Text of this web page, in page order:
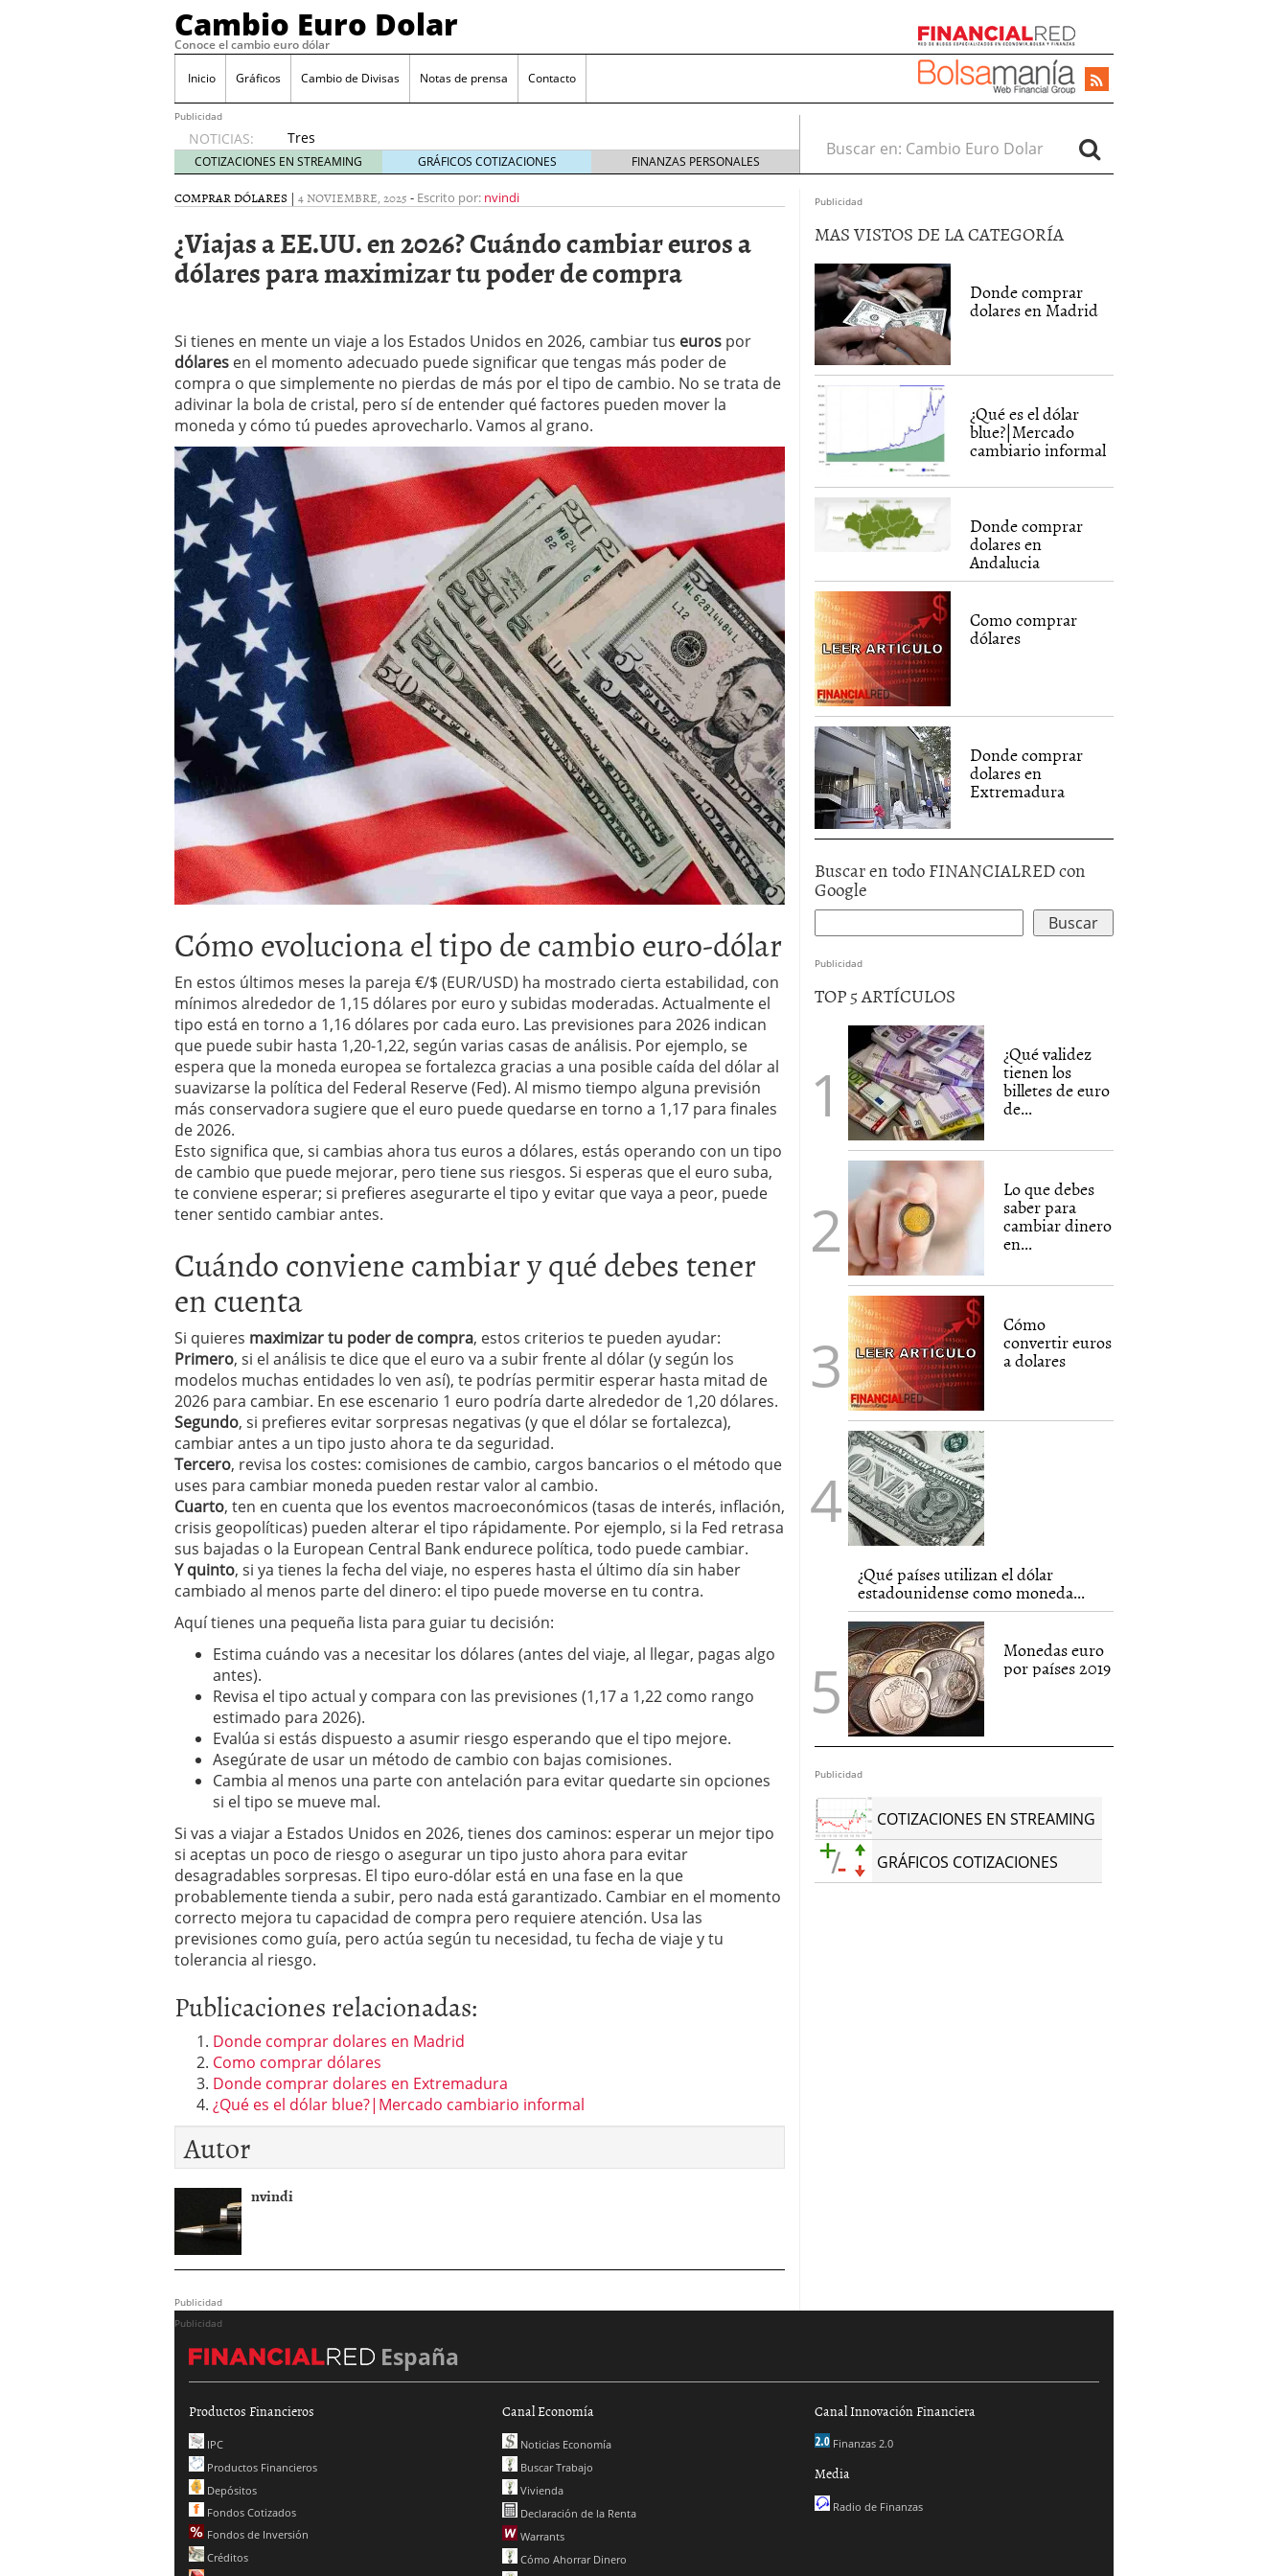
Cambio Euro Dolar
Conoce el cambio euro dólar
Inicio Gráficos Cambio de Divisas Notas de prensa Contacto
Publicidad
NOTICIAS:
Tres
escenarios
posibles
para el
según
las
decisiones
Informe de mercado: el euro se mantiene cerca de 1,174 USD tras rebote
del dólar 21/01/2026
Qué está moviendo hoy el cambio euro-dólar 17/01/2026
Contexto del dólar fuerte: próximos reportes de empleo de EE. UU. se
convierten en foco principal para el par EUR/USD
El dólar vive su mayor caída anual desde 2017 mientras analistas esperan
más debilidad en 2026
05/01/2026
COTIZACIONES EN STREAMING GRÁFICOS COTIZACIONES FINANZAS PERSONALES
Buscar en:
COMPRAR DÓLARES | 4 NOVIEMBRE, 2025 - Escrito por: nvindi
¿Viajas a EE.UU. en 2026? Cuándo cambiar euros a
dólares para maximizar tu poder de compra
Si tienes en mente un viaje a los Estados Unidos en 2026, cambiar tus euros por
dólares en el momento adecuado puede significar que tengas más poder de
compra o que simplemente no pierdas de más por el tipo de cambio. No se trata de
adivinar la bola de cristal, pero sí de entender qué factores pueden mover la
moneda y cómo tú puedes aprovecharlo. Vamos al grano.
Cómo evoluciona el tipo de cambio euro-dólar
En estos últimos meses la pareja €/$ (EUR/USD) ha mostrado cierta estabilidad, con
mínimos alrededor de 1,15 dólares por euro y subidas moderadas. Actualmente el
tipo está en torno a 1,16 dólares por cada euro. Las previsiones para 2026 indican
que puede subir hasta 1,20-1,22, según varias casas de análisis. Por ejemplo, se
espera que la moneda europea se fortalezca gracias a una posible caída del dólar al
suavizarse la política del Federal Reserve (Fed). Al mismo tiempo alguna previsión
más conservadora sugiere que el euro puede quedarse en torno a 1,17 para finales
de 2026.
Esto significa que, si cambias ahora tus euros a dólares, estás operando con un tipo
de cambio que puede mejorar, pero tiene sus riesgos. Si esperas que el euro suba,
te conviene esperar; si prefieres asegurarte el tipo y evitar que vaya a peor, puede
tener sentido cambiar antes.
Cuándo conviene cambiar y qué debes tener
en cuenta
Si quieres maximizar tu poder de compra, estos criterios te pueden ayudar:
Primero, si el análisis te dice que el euro va a subir frente al dólar (y según los
modelos muchas entidades lo ven así), te podrías permitir esperar hasta mitad de
2026 para cambiar. En ese escenario 1 euro podría darte alrededor de 1,20 dólares.
Segundo, si prefieres evitar sorpresas negativas (y que el dólar se fortalezca),
cambiar antes a un tipo justo ahora te da seguridad.
Tercero, revisa los costes: comisiones de cambio, cargos bancarios o el método que
uses para cambiar moneda pueden restar valor al cambio.
Cuarto, ten en cuenta que los eventos macroeconómicos (tasas de interés, inflación,
crisis geopolíticas) pueden alterar el tipo rápidamente. Por ejemplo, si la Fed retrasa
sus bajadas o la European Central Bank endurece política, todo puede cambiar.
Y quinto, si ya tienes la fecha del viaje, no esperes hasta el último día sin haber
cambiado al menos parte del dinero: el tipo puede moverse en tu contra.
Aquí tienes una pequeña lista para guiar tu decisión:
Estima cuándo vas a necesitar los dólares (antes del viaje, al llegar, pagas algo
antes).
Revisa el tipo actual y compara con las previsiones (1,17 a 1,22 como rango
estimado para 2026).
Evalúa si estás dispuesto a asumir riesgo esperando que el tipo mejore.
Asegúrate de usar un método de cambio con bajas comisiones.
Cambia al menos una parte con antelación para evitar quedarte sin opciones
si el tipo se mueve mal.
Si vas a viajar a Estados Unidos en 2026, tienes dos caminos: esperar un mejor tipo
si aceptas un poco de riesgo o asegurar un tipo justo ahora para evitar
desagradables sorpresas. El tipo euro-dólar está en una fase en la que
probablemente tienda a subir, pero nada está garantizado. Cambiar en el momento
correcto mejora tu capacidad de compra pero requiere atención. Usa las
previsiones como guía, pero actúa según tu necesidad, tu fecha de viaje y tu
tolerancia al riesgo.
Publicaciones relacionadas:
Donde comprar dolares en Madrid
Como comprar dólares
Donde comprar dolares en Extremadura
¿Qué es el dólar blue?|Mercado cambiario informal
Autor
nvindi
Publicidad
Publicidad
MAS VISTOS DE LA CATEGORÍA
Donde comprar
dolares en Madrid
¿Qué es el dólar
blue?|Mercado
cambiario informal
Donde comprar
dolares en
Andalucia
Como comprar
dólares
Donde comprar
dolares en
Extremadura
Buscar en todo FINANCIALRED con
Google
Publicidad
TOP 5 ARTÍCULOS
¿Qué validez
tienen los
billetes de euro
de...
Lo que debes
saber para
cambiar dinero
en...
Cómo
convertir euros
a dolares
¿Qué países utilizan el dólar
estadounidense como moneda...
Monedas euro
por países 2019
Publicidad
COTIZACIONES EN STREAMING
GRÁFICOS COTIZACIONES
Publicidad
España
Productos Financieros
IPC
Productos Financieros
Depósitos
Fondos Cotizados
Fondos de Inversión
Créditos
Canal Economía
Noticias Economía
Buscar Trabajo
Vivienda
Declaración de la Renta
Warrants
Cómo Ahorrar Dinero
Canal Innovación Financiera
Finanzas 2.0
Media
Radio de Finanzas